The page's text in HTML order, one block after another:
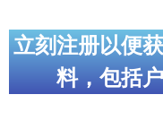
为什么移民加拿大
立刻注册以便
料，包括